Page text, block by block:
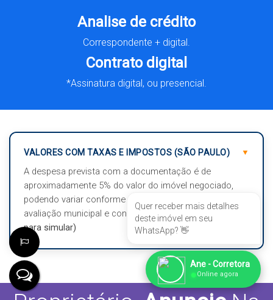
Analise de crédito
Correspondente + digital.
Contrato digital
*Assinatura digital, ou presencial.
VALORES COM TAXAS E IMPOSTOS (SÃO PAULO)
A despesa prevista com a documentação é de
aproximadamente 5% do valor do imóvel negociado,
podendo variar conforme a forma de pagamento,
avaliação municipal e condições de aquisição.
para simular)
Valor do Imóvel (R$)
Quer receber mais detalhes
deste imóvel em seu
WhatsApp? 👋
Ane - Corretora
●Online agora